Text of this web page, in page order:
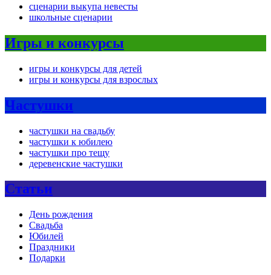
сценарии выкупа невесты
школьные сценарии
Игры и конкурсы
игры и конкурсы для детей
игры и конкурсы для взрослых
Частушки
частушки на свадьбу
частушки к юбилею
частушки про тещу
деревенские частушки
Статьи
День рождения
Свадьба
Юбилей
Праздники
Подарки